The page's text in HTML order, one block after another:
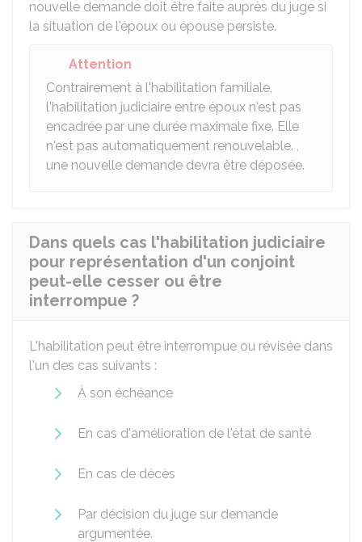
nouvelle demande doit être faite auprès du juge si
la situation de l'époux ou épouse persiste.
Attention
Contrairement à l'habilitation familiale,
l'habilitation judiciaire entre époux n'est pas
encadrée par une durée maximale fixe. Elle
n'est pas automatiquement renouvelable. ,
une nouvelle demande devra être déposée.
Dans quels cas l'habilitation judiciaire
pour représentation d'un conjoint
peut-elle cesser ou être
interrompue ?
L'habilitation peut être interrompue ou révisée dans
l'un des cas suivants :
À son échéance
En cas d'amélioration de l'état de santé
En cas de décès
Par décision du juge sur demande
argumentée.